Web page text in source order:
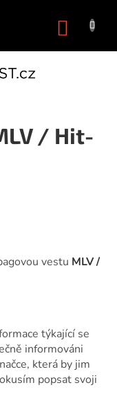
/ Hit-
vestu MLV /
týkající se
informováni
která by jim
popsat svoji